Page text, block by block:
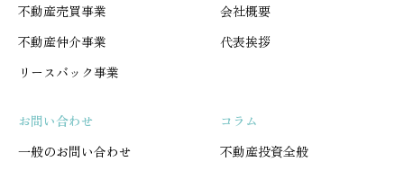
不動産売買事業
不動産仲介事業
リースバック事業
会社概要
代表挨拶
お問い合わせ
一般のお問い合わせ
コラム
不動産投資全般